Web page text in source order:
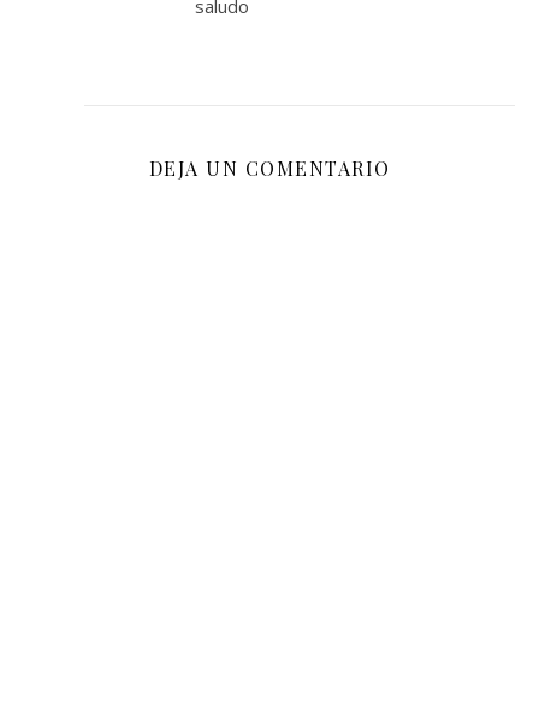
saludo
DEJA UN COMENTARIO